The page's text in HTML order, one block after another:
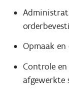
Opmaak
Controle
afgewerkte